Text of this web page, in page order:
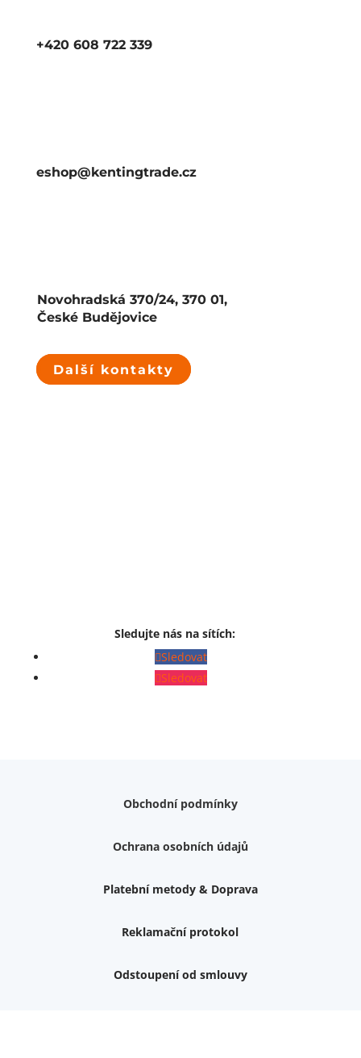
+420 608 722 339
eshop@kentingtrade.cz
Novohradská 370/24, 370 01,
České Budějovice
Další kontakty
Sledujte nás na sítích:
Sledovat
Sledovat
Obchodní podmínky
Ochrana osobních údajů
Platební metody & Doprava
Reklamační protokol
Odstoupení od smlouvy